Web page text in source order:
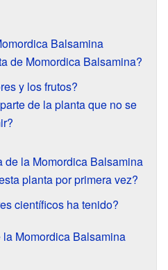
Balsamina
de Momordica Balsamina?
y los frutos?
de la planta que no se
la Momordica Balsamina
planta por primera vez?
científicos ha tenido?
Momordica Balsamina